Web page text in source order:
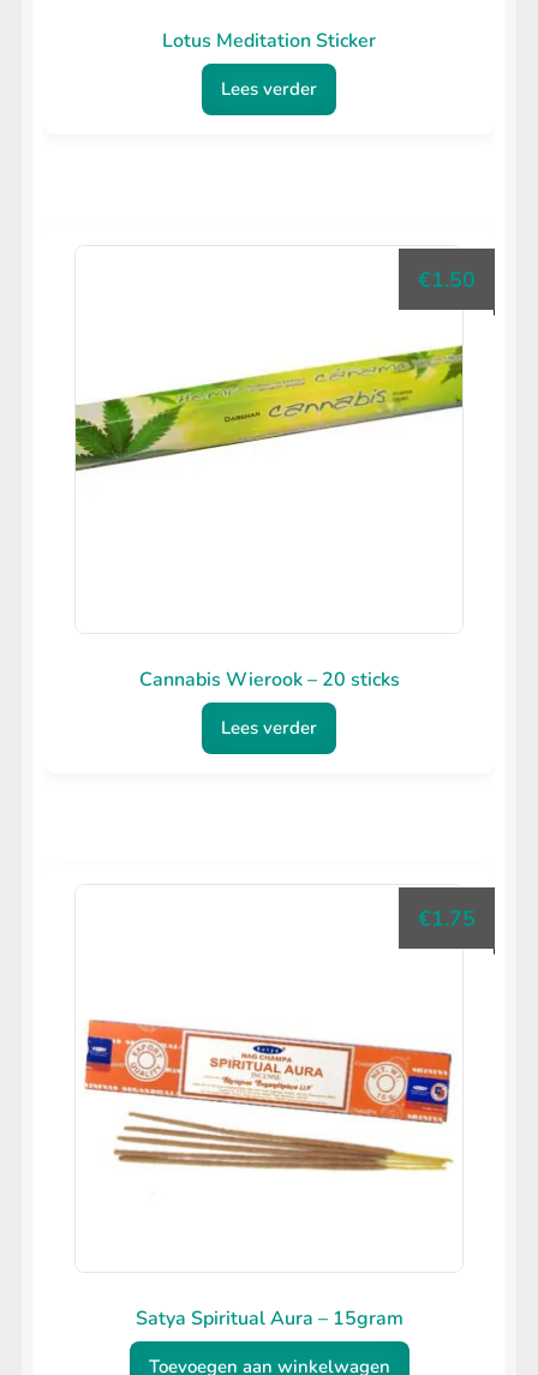
Lotus Meditation Sticker
Lees verder
Cannabis Wierook – 20 sticks
€1.50
Lees verder
Satya Spiritual Aura – 15gram
€1.75
Toevoegen aan winkelwagen